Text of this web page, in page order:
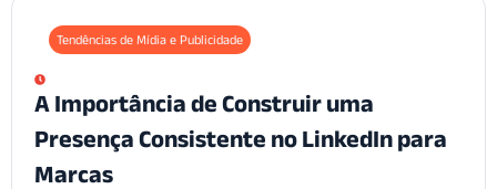
Tendências de Mídia e Publicidade
A Importância de Construir uma
Presença Consistente no LinkedIn para
Marcas